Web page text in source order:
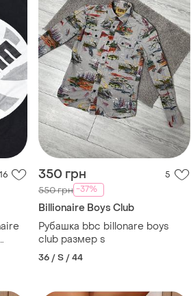
16 350 грн 5
550 грн -37%
Billionaire Boys Club
Рубашка bbc billonare boys
club размер s
36 / S / 44